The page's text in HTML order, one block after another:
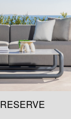
RESERVE